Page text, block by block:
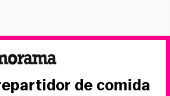
de comida